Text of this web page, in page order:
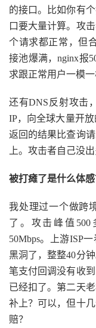
的接口。比如你有
口要大量计算。攻
个请求都正常，但
接池爆满，nginx报
求跟正常用户一模一
还有DNS反射攻击
IP，向全球大量开
返回的结果比查询
上。攻击者自己没
被打瘫了是什么体感
我处理过一个做跨
了。攻击峰值500
50Mbps。上游ISP
黑洞了，整整40分
笔支付回调没有收
已经扣了。第二天
补上？可以，但十
赔？